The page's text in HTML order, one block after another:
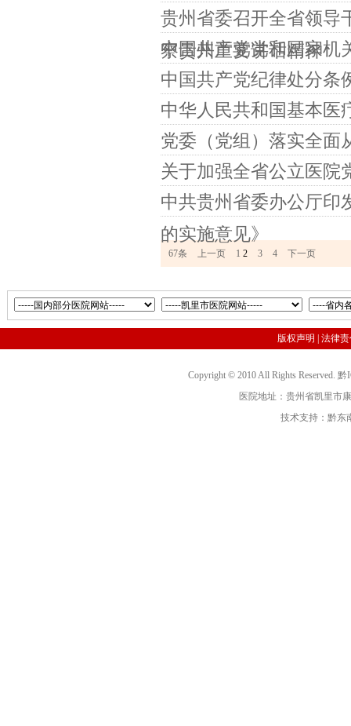
贵州省委召开全省领导
察贵州重要讲话精神
中国共产党党和国家机
中国共产党纪律处分条
中华人民共和国基本医
党委（党组）落实全面
关于加强全省公立医院
中共贵州省委办公厅印
的实施意见》
67条 上一页 1 2 3 4 下一页
版权声明 法律
Copyright © 2010 All Rights Reserved.
医院地址：贵州省凯里市
技术支持：黔东